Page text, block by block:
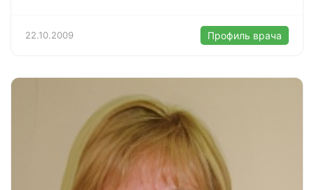
22.10.2009 Профиль врача